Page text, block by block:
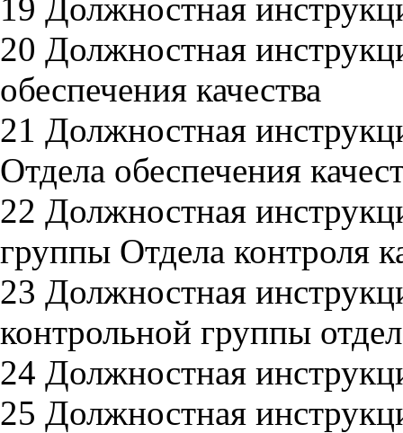
19 Должностная
20 Должностная
обеспечения качества
21 Должностная
Отдела обеспечения
22 Должностная
группы Отдела контроля
23 Должностная
контрольной группы
24 Должностная
25 Должностная